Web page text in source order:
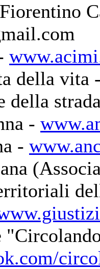
della vita
della
-
-